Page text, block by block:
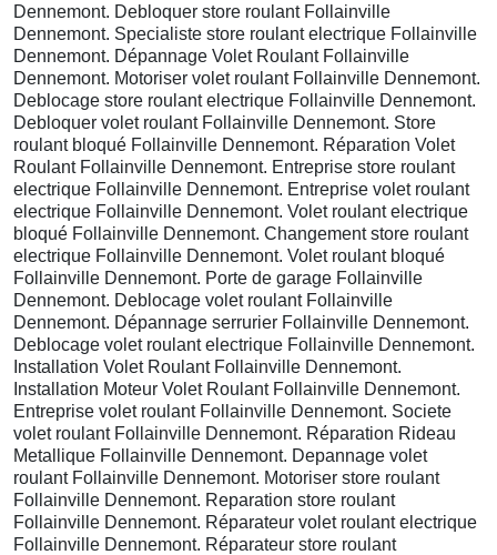
Dennemont. Debloquer store roulant Follainville
Dennemont. Specialiste store roulant electrique Follainville
Dennemont. Dépannage Volet Roulant Follainville
Dennemont. Motoriser volet roulant Follainville Dennemont.
Deblocage store roulant electrique Follainville Dennemont.
Debloquer volet roulant Follainville Dennemont. Store
roulant bloqué Follainville Dennemont. Réparation Volet
Roulant Follainville Dennemont. Entreprise store roulant
electrique Follainville Dennemont. Entreprise volet roulant
electrique Follainville Dennemont. Volet roulant electrique
bloqué Follainville Dennemont. Changement store roulant
electrique Follainville Dennemont. Volet roulant bloqué
Follainville Dennemont. Porte de garage Follainville
Dennemont. Deblocage volet roulant Follainville
Dennemont. Dépannage serrurier Follainville Dennemont.
Deblocage volet roulant electrique Follainville Dennemont.
Installation Volet Roulant Follainville Dennemont.
Installation Moteur Volet Roulant Follainville Dennemont.
Entreprise volet roulant Follainville Dennemont. Societe
volet roulant Follainville Dennemont. Réparation Rideau
Metallique Follainville Dennemont. Depannage volet
roulant Follainville Dennemont. Motoriser store roulant
Follainville Dennemont. Reparation store roulant
Follainville Dennemont. Réparateur volet roulant electrique
Follainville Dennemont. Réparateur store roulant